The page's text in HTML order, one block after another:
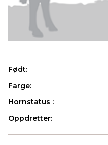
Født:
Farge:
Hornstatus :
Oppdretter: